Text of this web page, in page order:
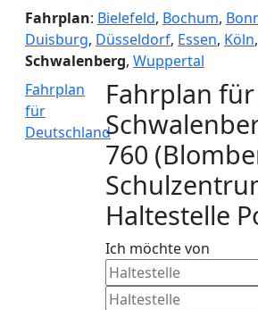
Fahrplan: Bielefeld, Bochum,
Duisburg, Düsseldorf, Essen, Köln,
Schwalenberg, Wuppertal
Fahrplan
für
Deutschland
Fahrplan
760
Haltestelle
Ich möchte von